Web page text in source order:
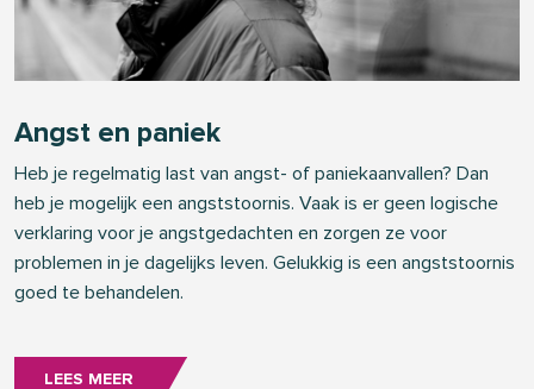
Angst en paniek
Heb je regelmatig last van angst- of paniekaanvallen? Dan
heb je mogelijk een angststoornis. Vaak is er geen logische
verklaring voor je angstgedachten en zorgen ze voor
problemen in je dagelijks leven. Gelukkig is een angststoornis
goed te behandelen.
LEES MEER